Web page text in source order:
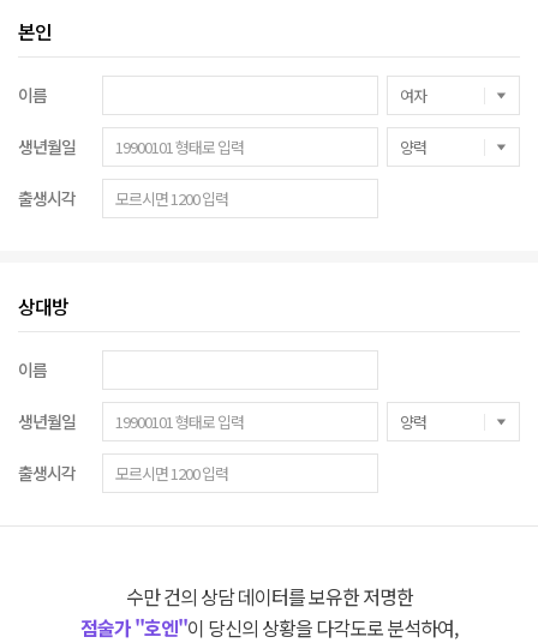
본인
이름
생년월일
출생시각
상대방
이름
생년월일
출생시각
수만 건의 상담 데이터를 보유한 저명한
점술가 "호엔"이 당신의 상황을 다각도로 분석하여,